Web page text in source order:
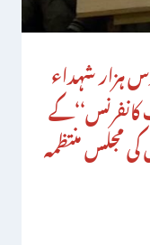
1953ء کے دس ہزار شہداء
کانفرنس‘‘کے
مجلس منتظمہ